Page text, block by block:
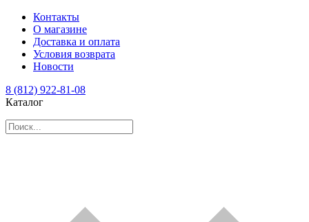
Контакты
О магазине
Доставка и оплата
Условия возврата
Новости
8 (812) 922-81-08
Каталог